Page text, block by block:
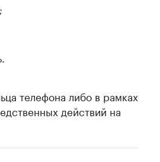
телефона либо в рамках
действий на